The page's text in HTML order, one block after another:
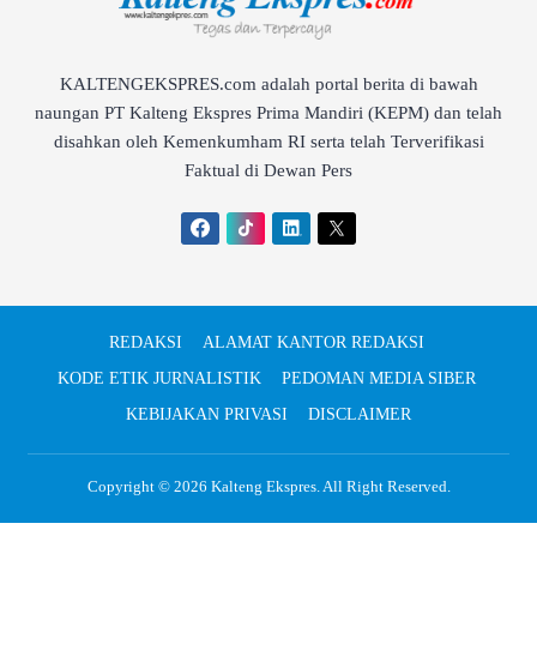
KALTENGEKSPRES.com adalah portal berita di bawah
naungan PT Kalteng Ekspres Prima Mandiri (KEPM) dan telah
disahkan oleh Kemenkumham RI serta telah Terverifikasi
Faktual di Dewan Pers
REDAKSI
ALAMAT KANTOR REDAKSI
KODE ETIK JURNALISTIK
PEDOMAN MEDIA SIBER
KEBIJAKAN PRIVASI
DISCLAIMER
Copyright © 2026 Kalteng Ekspres. All Right Reserved.